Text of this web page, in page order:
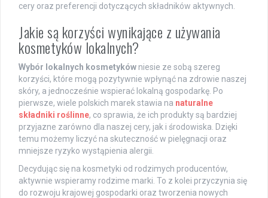
cery oraz preferencji dotyczących składników aktywnych.
Jakie są korzyści wynikające z używania
kosmetyków lokalnych?
Wybór lokalnych kosmetyków niesie ze sobą szereg
korzyści, które mogą pozytywnie wpłynąć na zdrowie naszej
skóry, a jednocześnie wspierać lokalną gospodarkę. Po
pierwsze, wiele polskich marek stawia na naturalne
składniki roślinne, co sprawia, że ich produkty są bardziej
przyjazne zarówno dla naszej cery, jak i środowiska. Dzięki
temu możemy liczyć na skuteczność w pielęgnacji oraz
mniejsze ryzyko wystąpienia alergii.
Decydując się na kosmetyki od rodzimych producentów,
aktywnie wspieramy rodzime marki. To z kolei przyczynia się
do rozwoju krajowej gospodarki oraz tworzenia nowych